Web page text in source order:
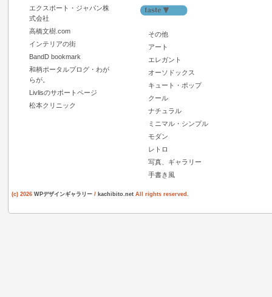
エクスポート・ジャパン株
式会社
高橋文樹.com
インテリアの街
BandD bookmark
和柄ポータルブログ・わが
らが。
Livlisのサポートページ
松本クリニック
その他
アート
エレガント
オーソドックス
キュート・ポップ
クール
ナチュラル
ミニマル・シンプル
モダン
レトロ
写真、ギャラリー
手書き風
(c) 2026 WPデザインギャラリー / kachibito.net All rights reserved.